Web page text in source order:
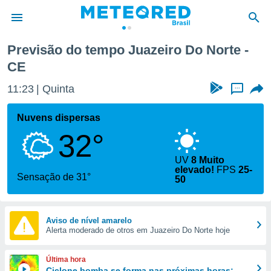
da
por
para
fornecidas
e
Previsão do tempo Juazeiro Do Norte -
CE
11:23 Quinta ...
Nuvens dispersas
32°
Sensação de 31°
UV8 Muito
elevado! FPS25-
50
Aviso de nível amarelo
Alerta moderado de otros em Juazeiro Do Norte hoje
Última hora